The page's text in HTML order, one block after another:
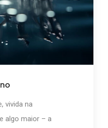
vivida na
algo maior – a